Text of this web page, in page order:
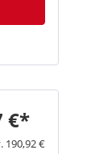
€*
190,92 €